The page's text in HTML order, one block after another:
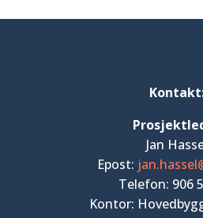
Jan
Epost:
Telefon: 906
Kontor: